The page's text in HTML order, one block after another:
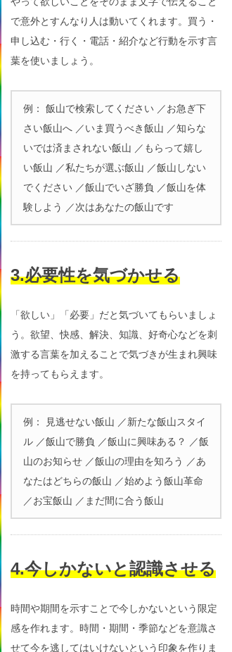
で意外とすんなり人は動いてくれます。買う・
申し込む・行く・電話・紹介など行動を示す言
葉を使いましょう。
例： 飯山で検索してください ／お急ぎ下
さい飯山へ ／いま買うべき飯山 ／知らな
いでは済まされない飯山 ／もらって嬉し
い飯山 ／私たちが選ぶ飯山 ／飯山しない
でください ／飯山でいざ勝負 ／飯山を体
験しよう ／次はあなたの飯山です
3.必要性を気づかせる
「欲しい」「必要」だと気づいてもらいましょ
う。欲望、快感、解決、知識、好奇心などを刺
激する言葉を加えることで気づきが生まれ興味
を持ってもらえます。
例： 見逃せない飯山 ／新たな飯山スタイ
ル ／飯山で勝負 ／飯山に興味ある？ ／飯
山のお知らせ ／飯山の理由を知ろう ／あ
なたはどちらの飯山 ／始めよう飯山革命
／お宝飯山 ／まだ間に合う飯山
4.今しかないと認識させる
時間や期間を示すことで今しかないという限定
感を作れます。時間・期間・季節などを意識さ
せて今を逃してはいけないという印象を作りま